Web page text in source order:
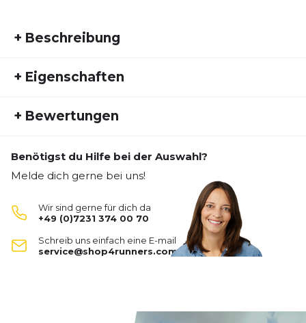
+ Beschreibung
den ROAD LITE-SHOW TIGHTS von Asics. Diese
Bewegungsfreiheit, sondern auch reflektierende
Details für eine verbesserte Sichtbarkeit bei
+ Eigenschaften
Fremdartikelnummer:
Aktivitätstyp:
Fitness
+ Bewertungen
Bisher hat noch niemand dieses Produkt bewertet.
Deine Bewertung:
Benötigst du Hilfe bei der Auswahl?
Melde dich gerne bei uns!
Wir sind gerne für dich da
+49 (0)7231 374 00 70
Schreib uns einfach eine E-mail
service@shop4runners.com